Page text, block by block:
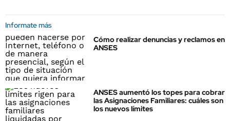
Informate más
Cómo realizar denuncias y reclamos en
ANSES
ANSES aumentó los topes para cobrar
las Asignaciones Familiares: cuáles son
los nuevos límites